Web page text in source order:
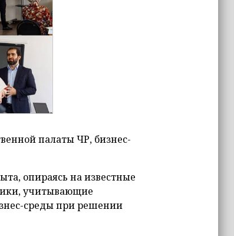
палаты ЧР, бизнес-
опираясь на известные
учитывающие
среды при решении